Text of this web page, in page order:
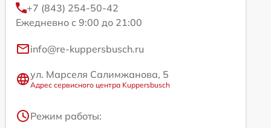
+7 (843) 254-50-42
Ежедневно с 9:00 до 21:00
info@re-kuppersbusch.ru
ул. Марселя Салимжанова, 5
Адрес сервисного центра Kuppersbusch
Режим работы: